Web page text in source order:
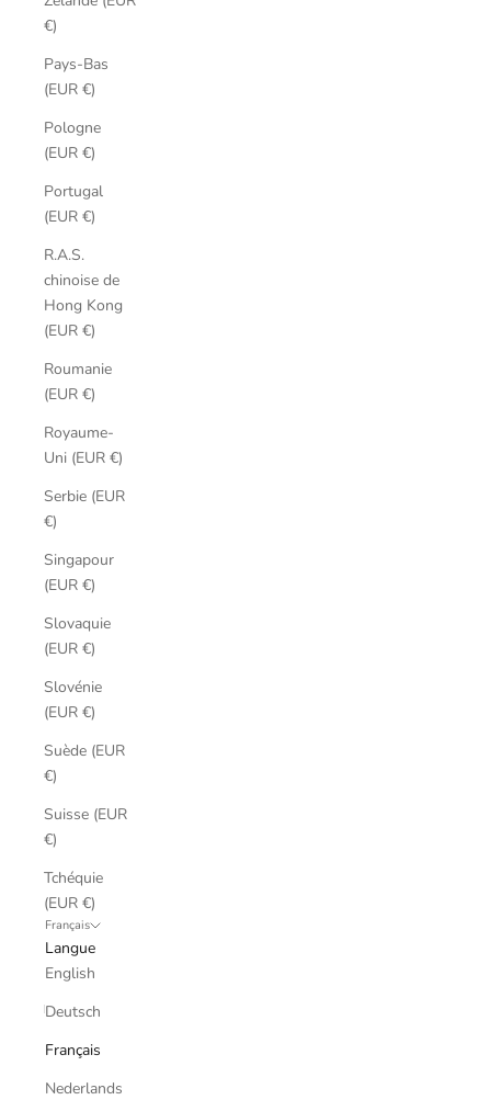
€)
Pays-Bas
(EUR €)
Pologne
(EUR €)
Portugal
(EUR €)
R.A.S.
chinoise de
Hong Kong
(EUR €)
Roumanie
(EUR €)
Royaume-
Uni (EUR €)
Serbie (EUR
€)
Singapour
(EUR €)
Slovaquie
(EUR €)
Slovénie
(EUR €)
Suède (EUR
€)
Suisse (EUR
€)
Tchéquie
(EUR €)
Français
Langue
English
Deutsch
Français
Nederlands